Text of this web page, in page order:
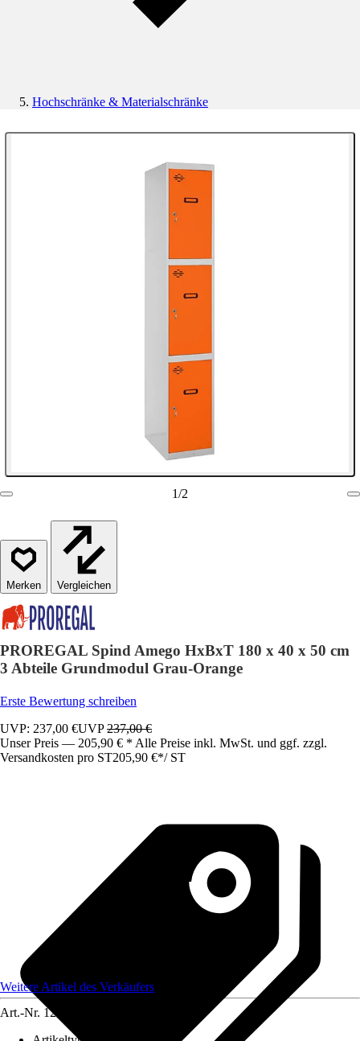
Hochschränke & Materialschränke
1/2
Vergleichen
PROREGAL Spind Amego HxBxT 180 x 40 x 50 cm
3 Abteile Grundmodul Grau-Orange
Erste Bewertung schreiben
UVP: 237,00 €UVP237,00 €
Unser Preis — 205,90 € * Alle Preise inkl. MwSt. und ggf. zzgl.
Versandkosten pro ST205,90 €*/ ST
Weitere Artikel des Verkäufers
Art.-Nr. 12583339